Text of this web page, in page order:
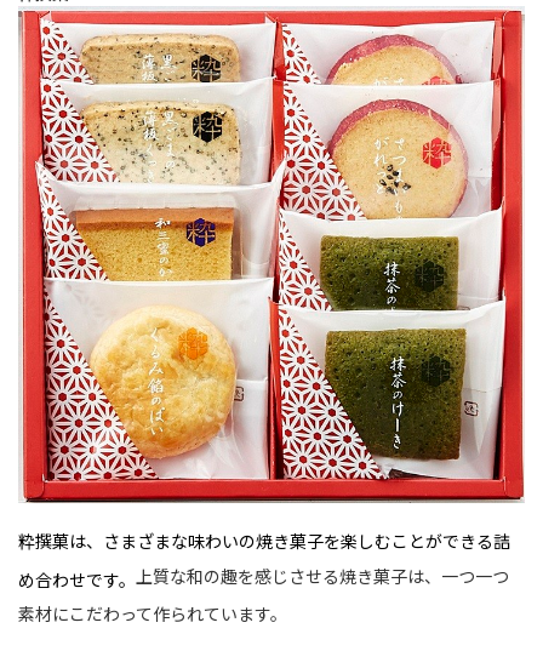
粋撰菓は、さまざまな味わいの焼き菓子を楽しむことができる詰
め合わせです。
上質な和の趣を感じさせる焼き菓子は、一つ一つ
素材にこだわって作られています。